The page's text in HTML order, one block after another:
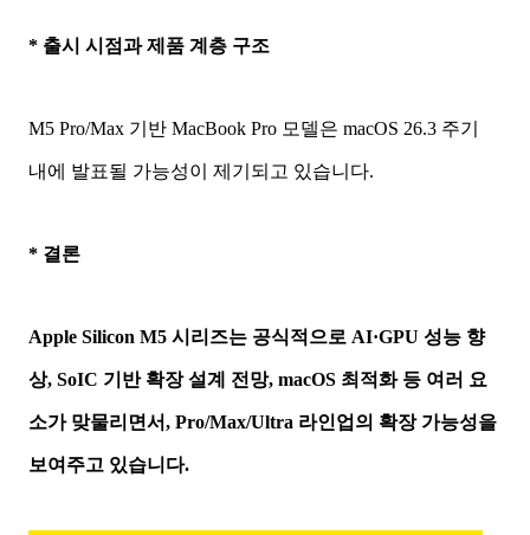
* 출시 시점과 제품 계층 구조
M5 Pro/Max 기반 MacBook Pro 모델은 macOS 26.3 주기
내에 발표될 가능성이 제기되고 있습니다.
* 결론
Apple Silicon M5 시리즈는 공식적으로 AI·GPU 성능 향
상, SoIC 기반 확장 설계 전망, macOS 최적화 등 여러 요
소가 맞물리면서, Pro/Max/Ultra 라인업의 확장 가능성을
보여주고 있습니다.